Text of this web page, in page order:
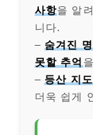
사항을 알
니다.
– 숨겨진
못할 추억
– 등산 지도
더욱 쉽게